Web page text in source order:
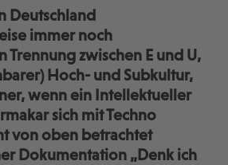
Deutschland
immer noch
Trennung zwischen E und U,
Hoch- und Subkultur,
wenn ein Intellektueller
sich mit Techno
von oben betrachtet
Dokumentation „Denk ich